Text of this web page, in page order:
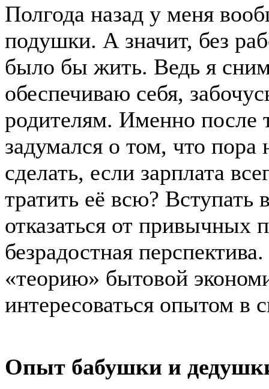
Полгода назад у меня
подушки. А значит, без
было бы жить. Ведь я
обеспечиваю себя,
родителям. Именно после
задумался о том, что пора
сделать, если зарплата
тратить её всю?
отказаться от привычных
безрадостная
«теорию» бытовой
интересоваться опытом в
Опыт бабушки и